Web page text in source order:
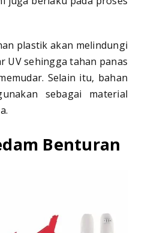
plastik akan melindungi
UV sehingga tahan panas
Selain itu, bahan
sebagai material
Benturan